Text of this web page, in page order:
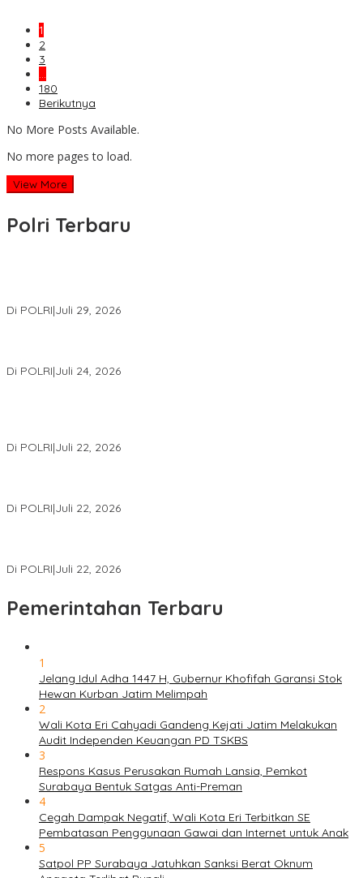
1
2
3
…
180
Berikutnya
No More Posts Available.
No more pages to load.
View More
Polri Terbaru
Di POLRI|Juli 29, 2026
Di POLRI|Juli 24, 2026
Di POLRI|Juli 22, 2026
Di POLRI|Juli 22, 2026
Di POLRI|Juli 22, 2026
Pemerintahan Terbaru
1
Jelang Idul Adha 1447 H, Gubernur Khofifah Garansi Stok
Hewan Kurban Jatim Melimpah
2
Wali Kota Eri Cahyadi Gandeng Kejati Jatim Melakukan
Audit Independen Keuangan PD TSKBS
3
Respons Kasus Perusakan Rumah Lansia, Pemkot
Surabaya Bentuk Satgas Anti-Preman
4
Cegah Dampak Negatif, Wali Kota Eri Terbitkan SE
Pembatasan Penggunaan Gawai dan Internet untuk Anak
5
Satpol PP Surabaya Jatuhkan Sanksi Berat Oknum